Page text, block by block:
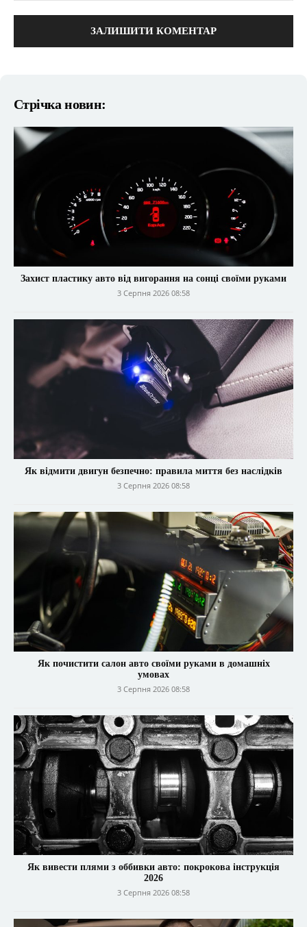
Стрічка новин:
Захист пластику авто від вигорання на сонці своїми руками
3 Серпня 2026 08:58
Як відмити двигун безпечно: правила миття без наслідків
3 Серпня 2026 08:58
Як почистити салон авто своїми руками в домашніх
умовах
3 Серпня 2026 08:58
Як вивести плями з оббивки авто: покрокова інструкція
2026
3 Серпня 2026 08:58